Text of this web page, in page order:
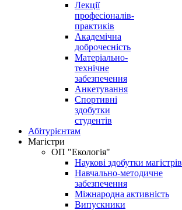
Лекції
професіоналів-
практиків
Академічна
доброчесність
Матеріально-
технічне
забезпечення
Анкетування
Спортивні
здобутки
студентів
Абітурієнтам
Магістри
ОП "Екологія"
Наукові здобутки магістрів
Навчально-методичне
забезпечення
Міжнародна активність
Випускники